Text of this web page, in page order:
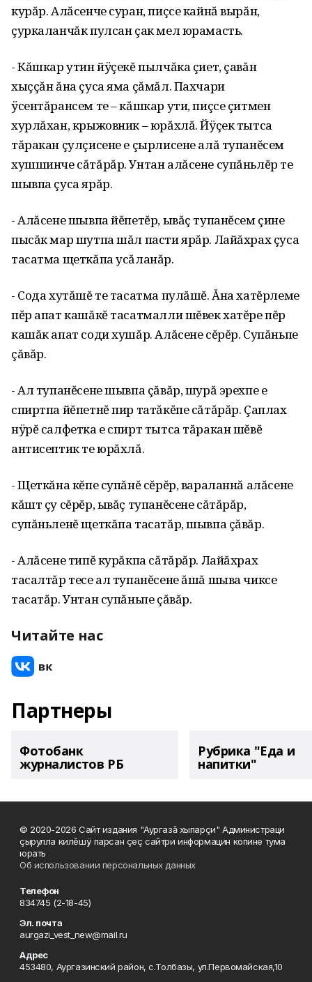
курăр. Алăсенче суран, пиçсе кайнă вырăн,
çуркаланчăк пулсан çак мел юрамасть.
- Кăшкар утин йÿçекĕ пылчăка çиет, çавăн
хыççăн ăна çуса яма çăмăл. Пахчари
ÿсентăрансем те – кăшкар ути, пиçсе çитмен
хурлăхан, крыжовник – юрăхлă. Йÿçек тыт­са
тăракан çулçисене е çырлисене алă тупанĕсем
хушшинче сăтăрăр. Унтан алăсене супăньлĕр те
шывпа çуса ярăр.
- Алăсене шывпа йĕпетĕр, ывăç тупанĕсем çине
пысăк мар шутпа шăл пасти ярăр. Лайăхрах çуса
та­сатма щеткăпа усăланăр.
- Сода хутăшĕ те тасатма пулăшĕ. Ăна хатĕрлеме
пĕр апат кашăкĕ тасатмалли шĕвек хатĕре пĕр
кашăк апат соди хушăр. Алăсене сĕрĕр. Супăньпе
çăвăр.
- Ал тупанĕсене шывпа çăвăр, шурă эрехпе е
спиртпа йĕпетнĕ пир татăкĕпе сăтăрăр. Çаплах
нÿрĕ сал­фетка е спирт тытса тăракан шĕвĕ
антисептик те юрăхлă.
- Щеткăна кĕпе супăнĕ сĕрĕр, вараланнă алăсене
кăшт çу сĕрĕр, ывăç тупанĕсене сăтăрăр,
супăньленĕ щеткăпа тасатăр, шыв­па çăвăр.
- Алăсене типĕ курăкпа сăтăрăр. Лайăхрах
тасалтăр тесе ал тупанĕсене ăшă шыва чиксе
тасатăр. Унтан супăньпе çăвăр.
Читайте нас
Партнеры
Фотобанк
журналистов РБ
Рубрика "Еда и
напитки"
© 2020-2026 Сайт издания "Аургазă хыпарçи" Администраци
çырулла килĕшÿ парсан çеç сайтри информацин копине тума
юрать
Об использовании персональных данных
Телефон
834745 (2-18-45)
Эл. почта
aurgazi_vest_new@mail.ru
Адрес
453480, Аургазинский район, с.Толбазы, ул.Первомайская,10